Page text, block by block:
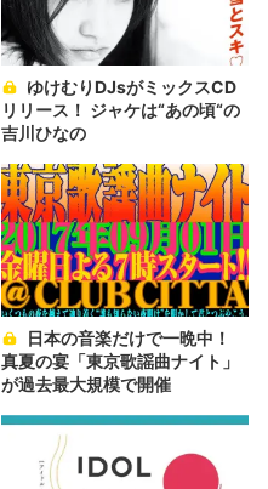
リリース！ ジャケは“あの頃“の
吉川ひなの
真夏の宴「東京歌謡曲ナイト」
が過去最大規模で開催